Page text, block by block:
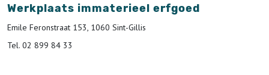
Werkplaats immaterieel erfgoed
Emile Feronstraat 153, 1060 Sint-Gillis
Tel. 02 899 84 33